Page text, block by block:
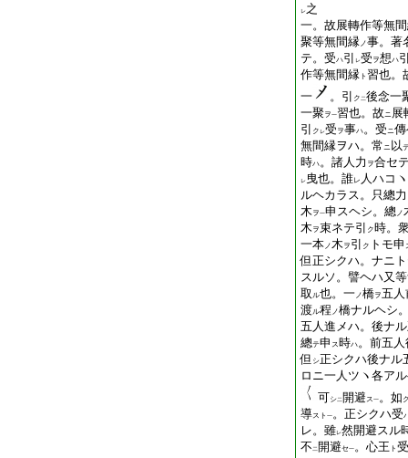
レ之
一。故展轉作等無
聚等無間縁ノ事。著
テ。受ハ引 レ受 ヲ想ハ
作等無間縁 ト 習也。
一
。引 ク 二後念一
一聚 ヲ一習也。故ニ展
引
ク レ受 ヲ事ハ。受ニ
無間縁ヲハ。常ニ 以
時ハ。諸人力 ヲ合セ
レ 曳也。誰レ 人ハコ
ルヘカラス。只總力
木 ヲ一申スヘシ。總ノ
木 ヲ束ネテ引 ク時。
一本ノ木 ヲ 引 ク トモ申
但正シクハ。ナニ
スルソ。譬ヘハ又
取ル也。一ノ橋ヲ五人
渡ル程 ノ橋ナルヘシ
五人進メハ。 後ナ
總テ申 ス時ハ。前五人
但 シ正シクハ後ナル
ロニ一人ツヽ各ア
可シ二 開避 ス一。如
導スト 一。正シクハ受
レ。雖レ然開避スル
不 二 開避セ一。心王 ト 受